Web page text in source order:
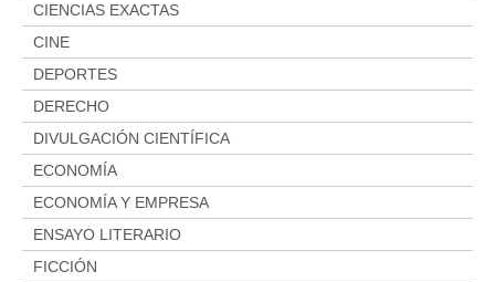
CIENCIAS EXACTAS
CINE
DEPORTES
DERECHO
DIVULGACIÓN CIENTÍFICA
ECONOMÍA
ECONOMÍA Y EMPRESA
ENSAYO LITERARIO
FICCIÓN